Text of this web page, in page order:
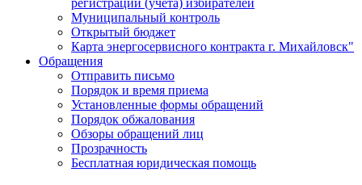
регистрации (учёта) избирателей
Муниципальный контроль
Открытый бюджет
Карта энергосервисного контракта г. Михайловск"
Обращения
Отправить письмо
Порядок и время приема
Установленные формы обращений
Порядок обжалования
Обзоры обращений лиц
Прозрачность
Бесплатная юридическая помощь